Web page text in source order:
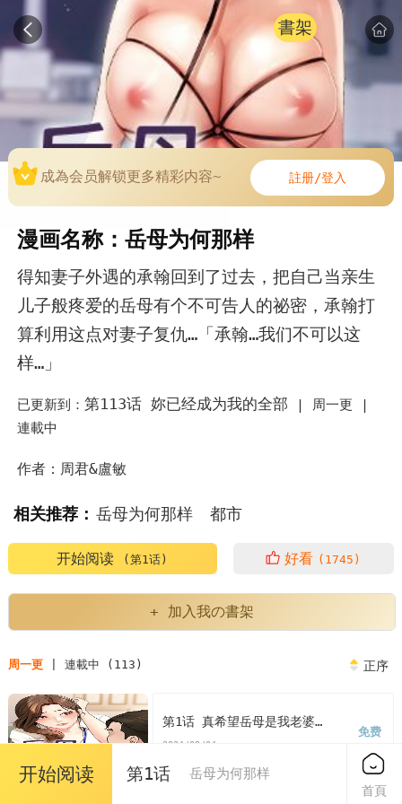
書架
成為会员解锁更多精彩内容~ 註册/登入
漫画名称：岳母为何那样
得知妻子外遇的承翰回到了过去，把自己当亲生
儿子般疼爱的岳母有个不可告人的祕密，承翰打
算利用这点对妻子复仇…「承翰…我们不可以这
样…」
已更新到： 第113话 妳已经成为我的全部 | 周一更 |
連載中
作者：周君&盧敏
相关推荐： 岳母为何那样 都市
岳母为何那样翻译
岳母为何那样是哪部韩剧里的台词
岳母为何那样男主
韩漫岳母为何那样 岳母为何那样漫画
岳母为何那样漫画免费
开始阅读 (第1话) 好看 (1745)
+ 加入我の書架
周一更| 連載中 (113) 正序
第1话 真希望岳母是我老婆…
2024/08/04
免费
开始阅读 第1话 岳母为何那样
首頁